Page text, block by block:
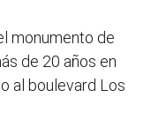
monumento de
de 20 años en
al boulevard Los